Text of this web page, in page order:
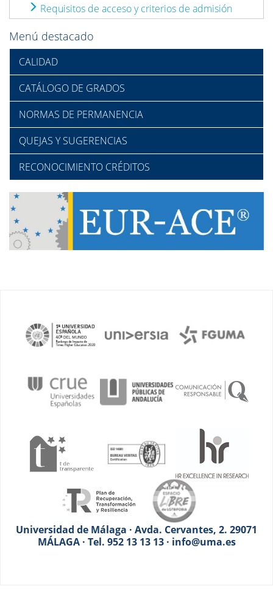
Requisitos de acceso y criterios de admisión
Menú destacado
CALIDAD
CATÁLOGO DE GRADOS
NORMAS DE PERMANENCIA
QUEJAS Y SUGERENCIAS
RECONOCIMIENTO CRÉDITOS
Universidad de Málaga · Avda. Cervantes, 2. 29071
MÁLAGA · Tel. 952 13 13 13 · info@uma.es